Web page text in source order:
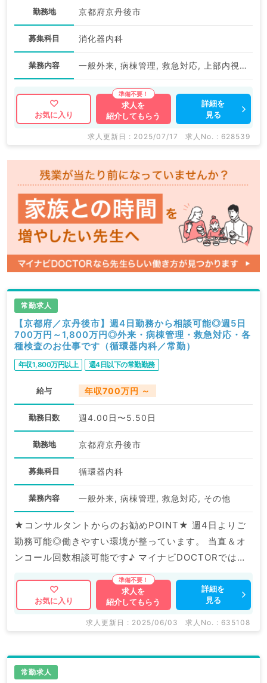
勤務地 京都府京丹後市
募集科目 消化器内科
業務内容 一般外来, 病棟管理, 救急対応, 上部内視鏡検査（ＧＦ）, 下部内視鏡検査（ＣＦ）
お気に入り
求人を
紹介してもらう
詳細を
見る
求人更新日 : 2025/07/17 求人No. : 628539
常勤求人
【京都府／京丹後市】週4日勤務から相談可能◎週5日
700万円～1,800万円◎外来・病棟管理・救急対応・各
種検査のお仕事です（循環器内科／常勤）
年収1,800万円以上 週4日以下の常勤勤務
給与 年収700万円 ～
勤務日数 週4.00日〜5.50日
勤務地 京都府京丹後市
募集科目 循環器内科
業務内容 一般外来, 病棟管理, 救急対応, その他
★コンサルタントからのお勧めPOINT★ 週4日よりご
勤務可能◎働きやすい環境が整っています。 当直＆オ
ンコール回数相談可能です♪ マイナビDOCTORでは病
院やクリニックなどの医療機関求人はもちろんのこと、
掲載情報以外にも産業医等の企業系求人も多数扱ってい
ます。 求人内容の詳細等はお気軽にお問合せ下さい。
お気に入り
求人を
紹介してもらう
詳細を
見る
求人更新日 : 2025/06/03 求人No. : 635108
常勤求人